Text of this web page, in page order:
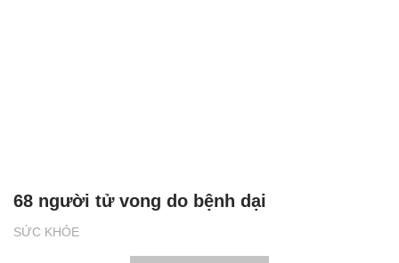
SỨC KHỎE
68 người tử vong do bệnh dại